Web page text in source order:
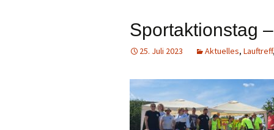
Ausschreibung
Strecken-
Gesamtübersicht
Ergebnisse
Laufen
Gesellige
Unser Team
Sportaktionstag
25. Juli 2023 Aktuelles, Lauftreff,